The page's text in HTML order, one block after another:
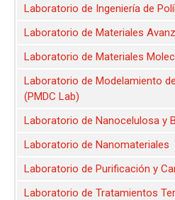
Laboratorio de Ingeniería de
Laboratorio de Materiales
Laboratorio de Materiales
Laboratorio de Modelamiento
(PMDC Lab)
Laboratorio de Nanocelulosa y
Laboratorio de Nanomateriales
Laboratorio de Purificación y
Laboratorio de Tratamientos